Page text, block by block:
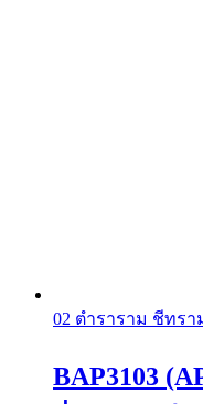
02 ตำราราม ชีทร
BAP3103